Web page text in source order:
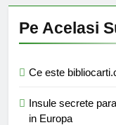
Pe Acelasi
Ce este
Insule secrete
in Europa